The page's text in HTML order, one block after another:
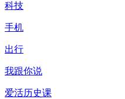
科技
手机
出行
我跟你说
爱活历史课